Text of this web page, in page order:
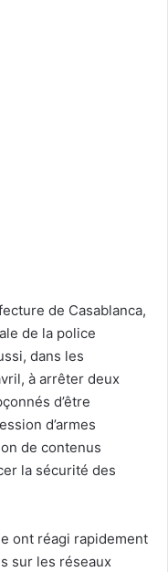
de Casablanca,
de la police
dans les
à arrêter deux
d’être
d’armes
de contenus
la sécurité des
ont réagi rapidement
sur les réseaux